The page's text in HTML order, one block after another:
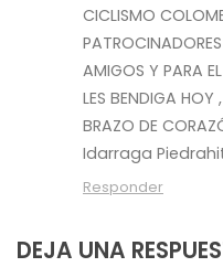
CICLISMO
AMIGOS Y PARA
LES BENDIGA HOY
BRAZO DE
Idarraga
Responder
DEJA UNA